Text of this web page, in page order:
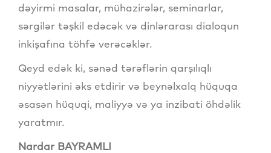
dəyirmi masalar, mühazirələr, seminarlar,
sərgilər təşkil edəcək və dinlərarası dialoqun
inkişafına töhfə verəcəklər.
Qeyd edək ki, sənəd tərəflərin qarşılıqlı
niyyətlərini əks etdirir və beynəlxalq hüquqa
əsasən hüquqi, maliyyə və ya inzibati öhdəlik
yaratmır.
Nardar BAYRAMLI